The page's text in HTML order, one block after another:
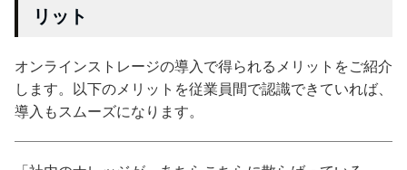
リット
オンラインストレージの導入で得られるメリットをご紹介
します。以下のメリットを従業員間で認識できていれば、
導入もスムーズになります。